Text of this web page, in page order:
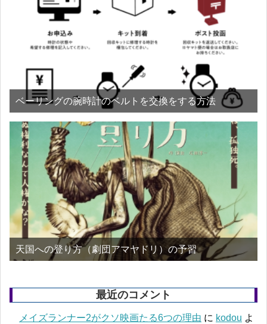
ベーリングの腕時計のベルトを交換をする方法
天国への登り方（劇団アマヤドリ）の予習
最近のコメント
メイズランナー2がクソ映画たる6つの理由 に kodou よ